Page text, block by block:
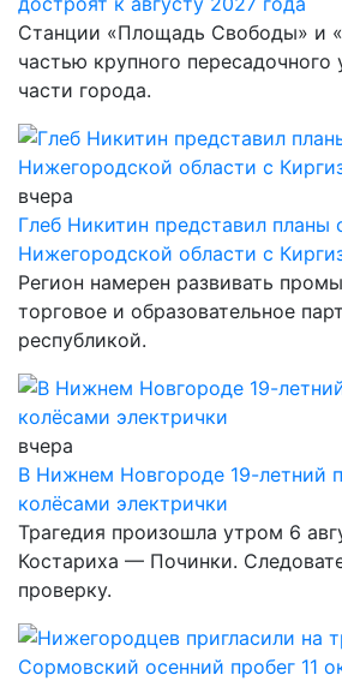
Станции «Площадь Свободы» и
частью крупного пересадочного
части города.
вчера
Глеб Никитин представил планы
Нижегородской области с
Регион намерен развивать
торговое и образовательное
республикой.
вчера
В Нижнем Новгороде 19-летний
колёсами электрички
Трагедия произошла утром 6
Костариха — Починки.
проверку.